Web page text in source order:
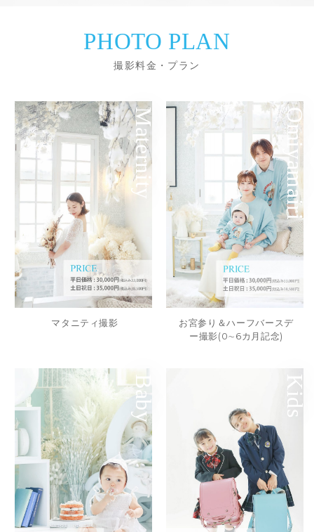
PHOTO PLAN
撮影料金・プラン
Maternity
マタニティ撮影
Omiyamairi
お宮参り＆ハーフバースデ
ー撮影(0∼6カ月記念)
Baby Kids